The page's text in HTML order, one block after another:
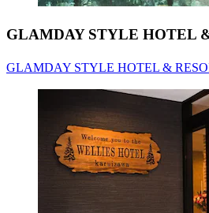
GLAMDAY STYLE HOTEL
GLAMDAY STYLE HOTEL &